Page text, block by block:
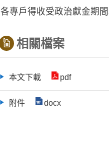
各專戶得收受政治獻金期
相關檔案
本文下載 pdf
附件 docx